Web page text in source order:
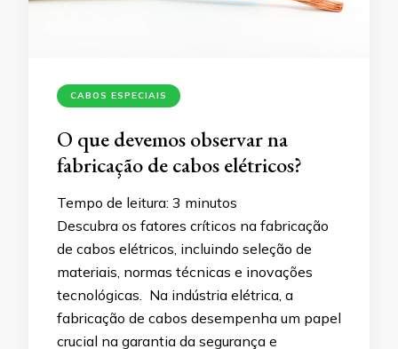
CABOS ESPECIAIS
O que devemos observar na
fabricação de cabos elétricos?
Tempo de leitura: 3 minutos
Descubra os fatores críticos na fabricação
de cabos elétricos, incluindo seleção de
materiais, normas técnicas e inovações
tecnológicas. Na indústria elétrica, a
fabricação de cabos desempenha um papel
crucial na garantia da segurança e